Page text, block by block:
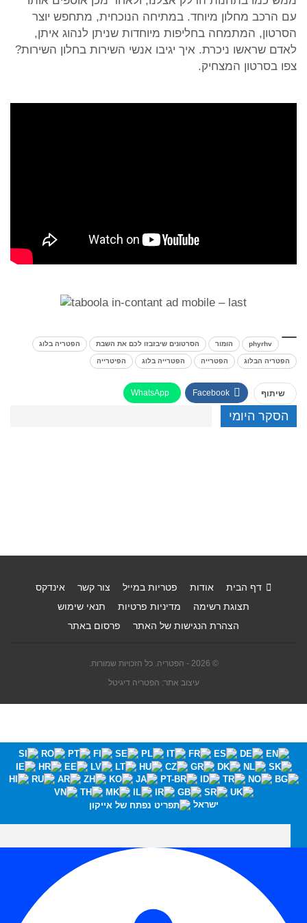
עם הרכב מחלון מיוחד. במתיחה הנוכחית, מתחפש יוצר
הסרטון, המתמחה בחליפות מיוחדות שניתן לנהוג איתן,
לאדם שראשו ניכרת. איך יגיבו אנשי השירות בחלון השירות?
צפו בסרטון המצחיק.
phyrhv הומור הסרטונים שיבזבזו לכם את השבת הפטריה בלוג
הפטריה הבלוג הפטרייה הפטרייה בלוג הפיטרייה
שיתוף Facebook
WhatsApp
הסקר היומי
דף הבית אודות פטריות במייל צור קשר
אינדקס
תצוגת רשימה
מדיניות פרטיות
תנאי שימוש
הצהרת הנגישות של האתר
פרסום באתר
© 2026 - הפטריה. כל הזכויות שמורות.
עיצוב אתר: הפטריה דיגיטל
ישראל